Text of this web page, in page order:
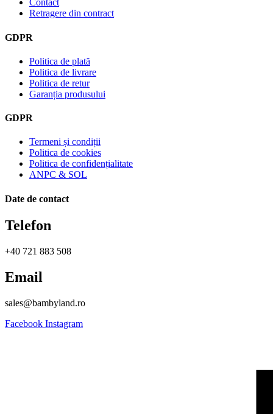
Contact
Retragere din contract
GDPR
Politica de plată
Politica de livrare
Politica de retur
Garanția produsului
GDPR
Termeni și condiții
Politica de cookies
Politica de confidențialitate
ANPC & SOL
Date de contact
Telefon
+40 721 883 508
Email
sales@bambyland.ro​
Facebook Instagram